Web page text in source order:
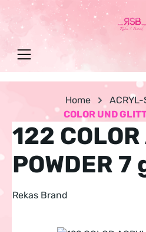
Zum Hauptinhalt springen
Home
ACRYL-
COLOR UND
122
POWDER 7
Rekas Brand